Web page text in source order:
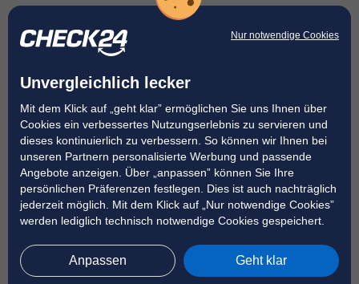
Nur notwendige Cookies
Unvergleichlich lecker
Mit dem Klick auf „geht klar” ermöglichen Sie uns Ihnen über
Cookies ein verbessertes Nutzungserlebnis zu servieren und
dieses kontinuierlich zu verbessern. So können wir Ihnen bei
unseren Partnern personalisierte Werbung und passende
Angebote anzeigen. Über „anpassen” können Sie Ihre
persönlichen Präferenzen festlegen. Dies ist auch nachträglich
jederzeit möglich. Mit dem Klick auf „Nur notwendige Cookies”
werden lediglich technisch notwendige Cookies gespeichert.
Anpassen Geht klar